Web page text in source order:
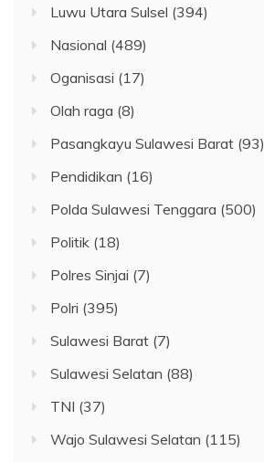
Luwu Utara Sulsel (394)
Nasional (489)
Oganisasi (17)
Olah raga (8)
Pasangkayu Sulawesi Barat (93)
Pendidikan (16)
Polda Sulawesi Tenggara (500)
Politik (18)
Polres Sinjai (7)
Polri (395)
Sulawesi Barat (7)
Sulawesi Selatan (88)
TNI (37)
Wajo Sulawesi Selatan (115)